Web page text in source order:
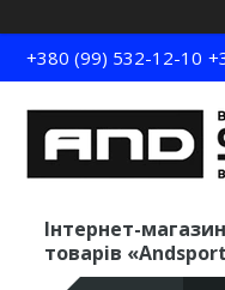
+380 (99) 532-12-10
Інтернет-
товарів